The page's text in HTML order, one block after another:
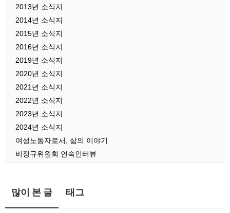
2013년 소식지
2014년 소식지
2015년 소식지
2016년 소식지
2019년 소식지
2020년 소식지
2021년 소식지
2022년 소식지
2023년 소식지
2024년 소식지
여성노동자로서, 삶의 이야기
비정규위원회 연속인터뷰
많이 본 글 태그